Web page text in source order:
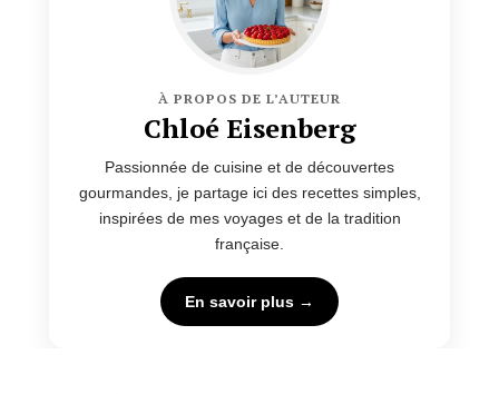
À PROPOS DE L’AUTEUR
Chloé Eisenberg
Passionnée de cuisine et de découvertes
gourmandes, je partage ici des recettes simples,
inspirées de mes voyages et de la tradition
française.
En savoir plus →